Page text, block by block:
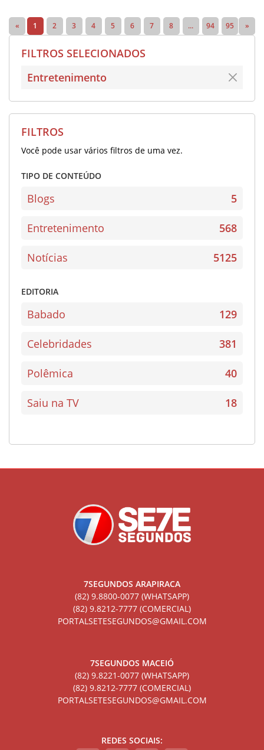
« 1 2 3 4 5 6 7 8 ... 94 95 »
FILTROS SELECIONADOS
Entretenimento
FILTROS
Você pode usar vários filtros de uma vez.
TIPO DE CONTEÚDO
Blogs 5
Entretenimento 568
Notícias 5125
EDITORIA
Babado 129
Celebridades 381
Polêmica 40
Saiu na TV 18
7SEGUNDOS ARAPIRACA
(82) 9.8800-0077 (WHATSAPP)
(82) 9.8212-7777 (COMERCIAL)
PORTALSETESEGUNDOS@GMAIL.COM
7SEGUNDOS MACEIÓ
(82) 9.8221-0077 (WHATSAPP)
(82) 9.8212-7777 (COMERCIAL)
PORTALSETESEGUNDOS@GMAIL.COM
REDES SOCIAIS: